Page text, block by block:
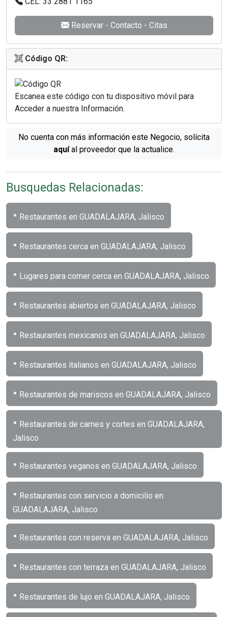
Reservar - Contacto - Citas
Código QR:
Escanea este código con tu dispositivo móvil para
Acceder a nuestra Información.
No cuenta con más información este Negocio, solícita
aquíal proveedor que la actualice.
Busquedas Relacionadas:
• Restaurantes en GUADALAJARA, Jalisco
• Restaurantes cerca en GUADALAJARA, Jalisco
• Lugares para comer cerca en GUADALAJARA, Jalisco
• Restaurantes abiertos en GUADALAJARA, Jalisco
• Restaurantes mexicanos en GUADALAJARA, Jalisco
• Restaurantes italianos en GUADALAJARA, Jalisco
• Restaurantes de mariscos en GUADALAJARA, Jalisco
• Restaurantes de carnes y cortes en GUADALAJARA,
Jalisco
• Restaurantes veganos en GUADALAJARA, Jalisco
• Restaurantes con servicio a domicilio en
GUADALAJARA, Jalisco
• Restaurantes con reserva en GUADALAJARA, Jalisco
• Restaurantes con terraza en GUADALAJARA, Jalisco
• Restaurantes de lujo en GUADALAJARA, Jalisco